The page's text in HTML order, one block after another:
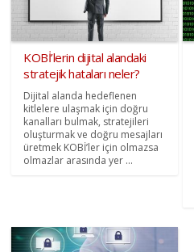
KOBİ’lerin dijital alandaki
stratejik hataları neler?
Dijital alanda hedeflenen
kitlelere ulaşmak için doğru
kanalları bulmak, stratejileri
oluşturmak ve doğru mesajları
üretmek KOBİ’ler için olmazsa
olmazlar arasında yer ...